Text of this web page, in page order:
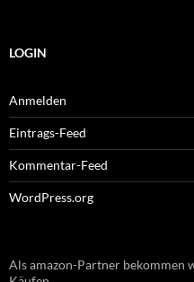
LOGIN
Anmelden
Eintrags-Feed
Kommentar-Feed
WordPress.org
Als amazon-Partner bekommen